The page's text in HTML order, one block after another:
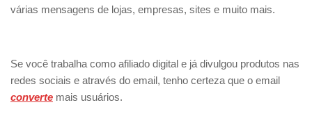
várias mensagens de lojas, empresas, sites e muito mais.
Se você trabalha como afiliado digital e já divulgou produtos nas
redes sociais e através do email, tenho certeza que o email
converte mais usuários.